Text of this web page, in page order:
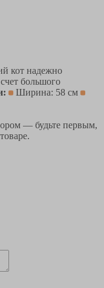
кот надежно
большого
Ширина: 58 см
— будьте первым,